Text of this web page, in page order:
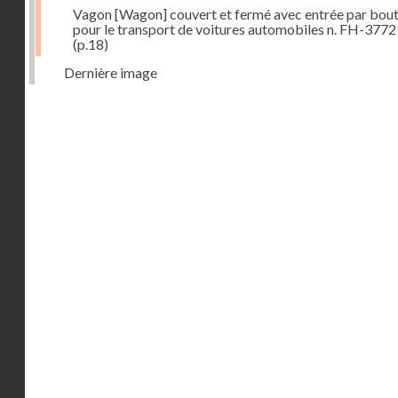
Vagon [Wagon] couvert et fermé avec entrée par
pour le transport de voitures automobiles n. FH-3772
(p.18)
Dernière image